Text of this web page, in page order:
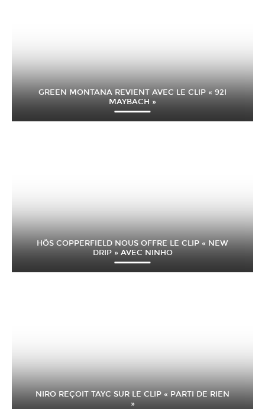
GREEN MONTANA REVIENT AVEC LE CLIP « 92I
MAYBACH »
HÖS COPPERFIELD NOUS OFFRE LE CLIP « NEW
DRIP » AVEC NINHO
NIRO REÇOIT TAYC SUR LE CLIP « PARTI DE RIEN
»